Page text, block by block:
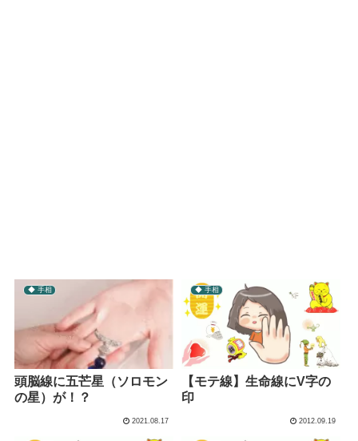
◆ 手相
頭脳線に五芒星（ソロモン
の星）が！？
2021.08.17
◆ 手相
【モテ線】生命線にV字の
印
2012.09.19